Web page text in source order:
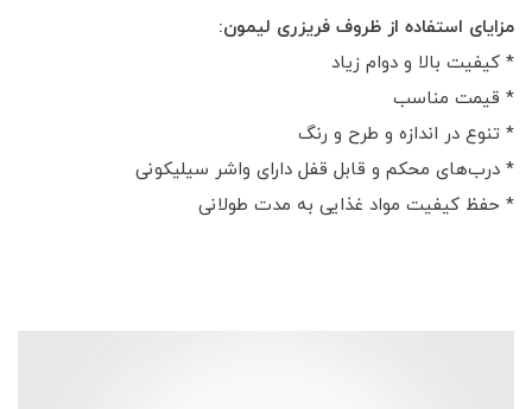
مزایای استفاده از ظروف فریزری لیمون:
* کیفیت بالا و دوام زیاد
* قیمت مناسب
* تنوع در اندازه و طرح و رنگ
* درب‌های محکم و قابل قفل دارای واشر سیلیکونی
* حفظ کیفیت مواد غذایی به مدت طولانی